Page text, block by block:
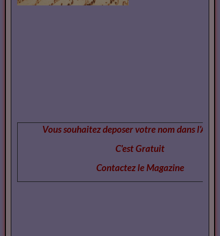
Vous souhaitez deposer votre nom dans
C'est Gratuit
Contactez le Magazine